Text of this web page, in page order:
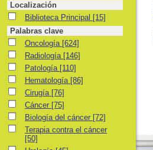
Localización
Biblioteca Principal
Biblioteca Principal [15]
Palabras clave
OncologíaOncología [624]
RadiologíaRadiología [146]
PatologíaPatología [110]
Hematología
Hematología [86]
CirugíaCirugía [76]
CáncerCáncer [75]
Biología del cáncer
Biología del cáncer [72]
Terapia contra el cáncer
Terapia contra el cáncer
[50]